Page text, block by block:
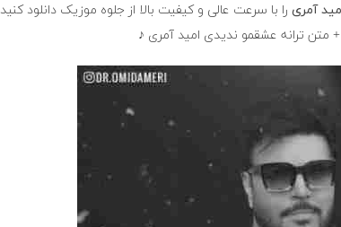
آمری را با سرعت عالی و کیفیت بالا از جلوه موزیک دانلود کنید
متن ترانه عشقمو ندیدی امید آمری ♪